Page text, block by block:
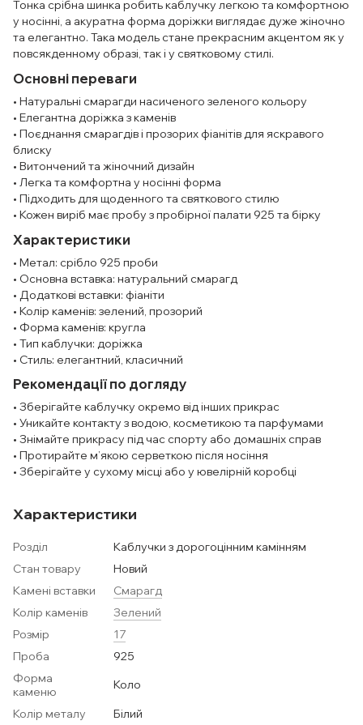
Тонка срібна шинка робить каблучку легкою та комфортною
у носінні, а акуратна форма доріжки виглядає дуже жіночно
та елегантно. Така модель стане прекрасним акцентом як у
повсякденному образі, так і у святковому стилі.
Основні переваги
• Натуральні смарагди насиченого зеленого кольору
• Елегантна доріжка з каменів
• Поєднання смарагдів і прозорих фіанітів для яскравого
блиску
• Витончений та жіночний дизайн
• Легка та комфортна у носінні форма
• Підходить для щоденного та святкового стилю
• Кожен виріб має пробу з пробірної палати 925 та бірку
Характеристики
• Метал: срібло 925 проби
• Основна вставка: натуральний смарагд
• Додаткові вставки: фіаніти
• Колір каменів: зелений, прозорий
• Форма каменів: кругла
• Тип каблучки: доріжка
• Стиль: елегантний, класичний
Рекомендації по догляду
• Зберігайте каблучку окремо від інших прикрас
• Уникайте контакту з водою, косметикою та парфумами
• Знімайте прикрасу під час спорту або домашніх справ
• Протирайте м’якою серветкою після носіння
• Зберігайте у сухому місці або у ювелірній коробці
Характеристики
Розділ
Каблучки з дорогоцінним камінням
Стан товару
Новий
Камені вставки
Смарагд
Колір каменів
Зелений
Розмір
17
Проба
925
Форма
каменю
Коло
Колір металу
Білий